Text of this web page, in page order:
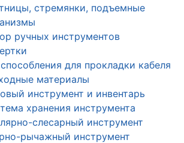
стремянки, подъемные
ручных инструментов
для прокладки кабеля
материалы
инструмент и инвентарь
хранения инструмента
слесарный инструмент
рычажный инструмент